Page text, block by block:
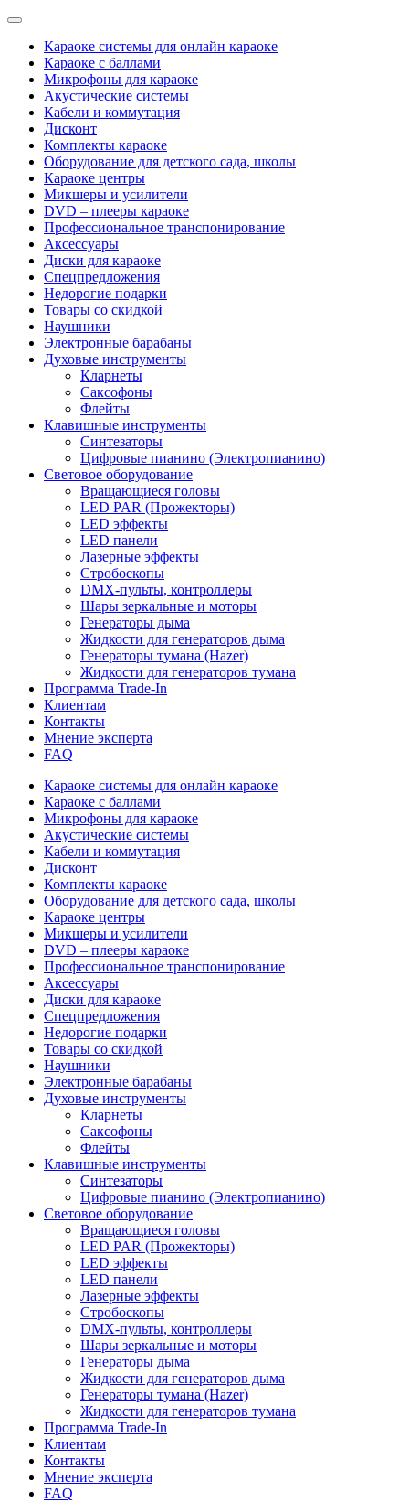
Categories
Караоке системы для онлайн караоке
Караоке с баллами
Микрофоны для караоке
Акустические системы
Кабели и коммутация
Дисконт
Комплекты караоке
Оборудование для детского сада, школы
Караоке центры
Микшеры и усилители
DVD – плееры караоке
Профессиональное транспонирование
Аксессуары
Диски для караоке
Спецпредложения
Недорогие подарки
Товары со скидкой
Наушники
Электронные барабаны
Духовые инструменты
Кларнеты
Саксофоны
Флейты
Клавишные инструменты
Синтезаторы
Цифровые пианино (Электропианино)
Световое оборудование
Вращающиеся головы
LED PAR (Прожекторы)
LED эффекты
LED панели
Лазерные эффекты
Стробоскопы
DMX-пульты, контроллеры
Шары зеркальные и моторы
Генераторы дыма
Жидкости для генераторов дыма
Генераторы тумана (Hazer)
Жидкости для генераторов тумана
Программа Trade-In
Клиентам
Контакты
Мнение эксперта
FAQ
Караоке системы для онлайн караоке
Караоке с баллами
Микрофоны для караоке
Акустические системы
Кабели и коммутация
Дисконт
Комплекты караоке
Оборудование для детского сада, школы
Караоке центры
Микшеры и усилители
DVD – плееры караоке
Профессиональное транспонирование
Аксессуары
Диски для караоке
Спецпредложения
Недорогие подарки
Товары со скидкой
Наушники
Электронные барабаны
Духовые инструменты
Кларнеты
Саксофоны
Флейты
Клавишные инструменты
Синтезаторы
Цифровые пианино (Электропианино)
Световое оборудование
Вращающиеся головы
LED PAR (Прожекторы)
LED эффекты
LED панели
Лазерные эффекты
Стробоскопы
DMX-пульты, контроллеры
Шары зеркальные и моторы
Генераторы дыма
Жидкости для генераторов дыма
Генераторы тумана (Hazer)
Жидкости для генераторов тумана
Программа Trade-In
Клиентам
Контакты
Мнение эксперта
FAQ